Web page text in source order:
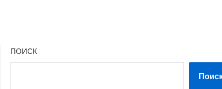
ПОИСК